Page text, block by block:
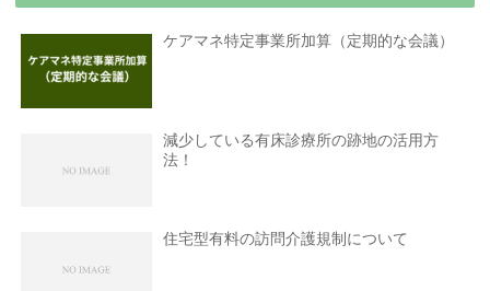
ケアマネ特定事業所加算（定期的な会議）
減少している有床診療所の跡地の活用方
法！
住宅型有料の訪問介護規制について